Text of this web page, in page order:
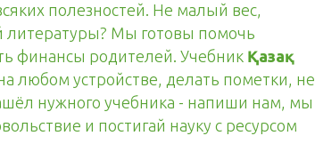
полезностей. Не малый вес,
литературы? Мы готовы помочь
финансы родителей. Учебник Қазақ
любом устройстве, делать пометки, не
нужного учебника - напиши нам, мы
и постигай науку с ресурсом